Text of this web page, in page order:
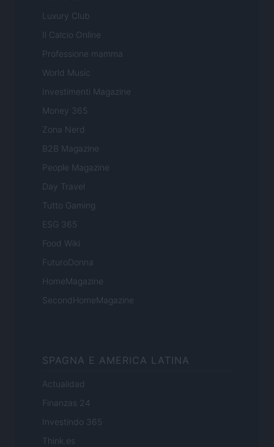
Luxury Club
Il Calcio Online
Professione mamma
World Music
Investimenti Magazine
Money 365
Zona Nerd
B2B Magazine
People Magazine
Day Travel
Tutto Gaming
ESG 365
Food Wiki
FuturoDonna
HomeMagazine
SecondHomeMagazine
SPAGNA E AMERICA LATINA
Actualidad
Finanzas 24
Investindo 365
Think.es